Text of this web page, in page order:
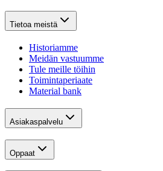
Tietoa meistä
Historiamme
Meidän vastuumme
Tule meille töihin
Toimintaperiaate
Material bank
Asiakaspalvelu
Oppaat